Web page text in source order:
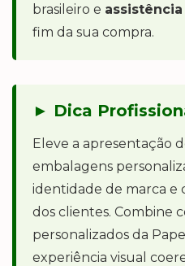
brasileiro e
fim da sua compra.
► Dica
Eleve a apresentação
embalagens
identidade de marca e
dos clientes. Combine
personalizados da
experiência visual